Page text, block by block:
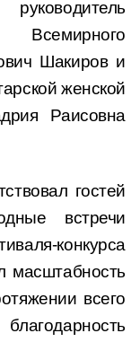
Всемирного
Шакиров и
женской
Раисовна
гостей
встречи
конкурса
масштабность
всего